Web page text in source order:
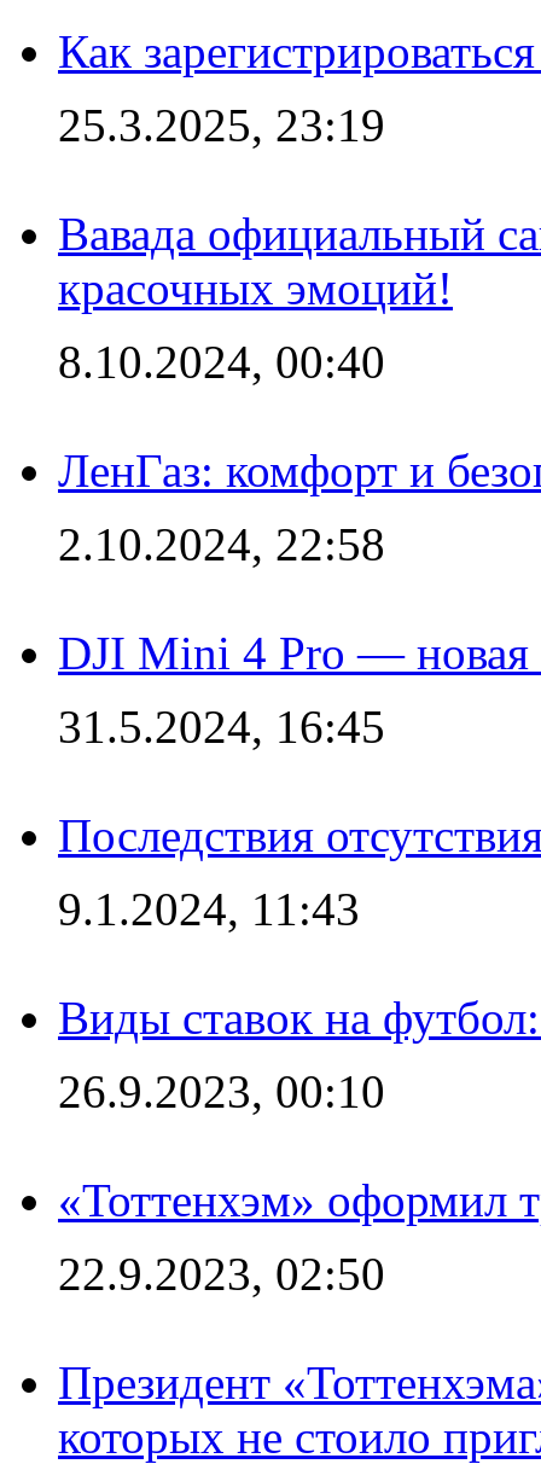
Как
25.3.2025, 23:19
Вавада официальный
красочных эмоций!
8.10.2024, 00:40
ЛенГаз: комфорт и
2.10.2024, 22:58
DJI Mini 4 Pro — новая
31.5.2024, 16:45
Последствия
9.1.2024, 11:43
Виды ставок на
26.9.2023, 00:10
«Тоттенхэм» оформил
22.9.2023, 02:50
Президент
которых не стоило